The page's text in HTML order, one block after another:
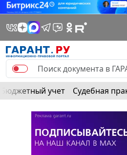
Бюджетный учет Судебная